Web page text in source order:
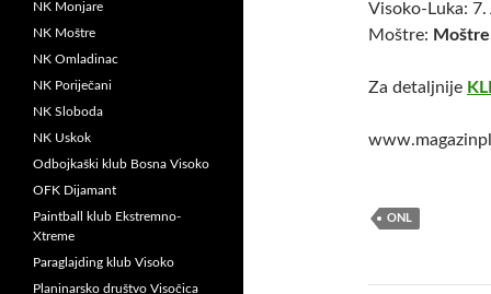
Visoko-Luka: 7.
Moštre: Moštre
Za detaljnije
ONL
NK Monjare
NK Moštre
NK Omladinac
NK Poriječani
NK Sloboda
NK Uskok
Odbojkaški klub Bosna Visoko
OFK Dijamant
Paintball klub Ekstremno-
Xtreme
Paraglajding klub Visoko
Planinarsko društvo Visočica